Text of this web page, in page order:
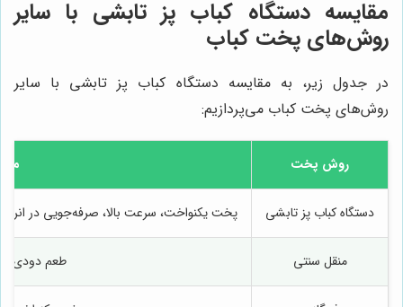
مقایسه دستگاه کباب پز تابشی با سایر
روش‌های پخت کباب
در جدول زیر، به مقایسه دستگاه کباب پز تابشی با سایر
روش‌های پخت کباب می‌پردازیم:
روش پخت
دستگاه کباب پز تابشی پخت یکنواخت، سرعت بالا، صرفه‌جویی در
منقل سنتی طعم دودی،